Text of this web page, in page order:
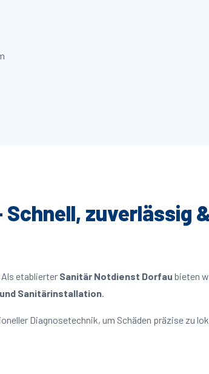
zuverlässig
etablierter Sanitär Notdienst Dorfau bieten
Sanitärinstallation.
Diagnosetechnik, um Schäden präzise zu